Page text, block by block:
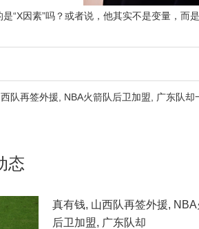
“X因素”吗？或者说，他其实不是变量，而
队再签外援, NBA火箭队后卫加盟, 广东队却
态
真有钱, 山西队再签外援,
后卫加盟, 广东队却